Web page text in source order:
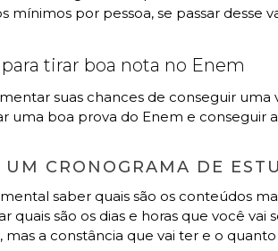
mínimos por pessoa, se passar desse
tirar boa nota no Enem
suas chances de conseguir
uma boa prova do Enem e conseguir
UM CRONOGRAMA DE
saber quais são os conteúdos
quais são os dias e horas que você
mas a constância que vai ter e o